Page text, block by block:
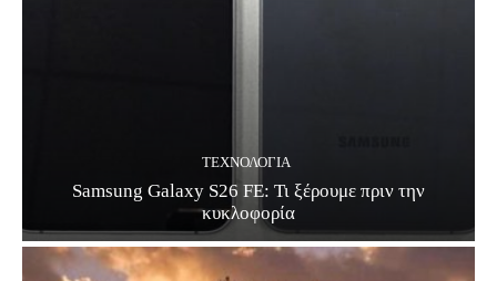
ΤΕΧΝΟΛΟΓΊΑ
Samsung Galaxy S26 FE: Τι ξέρουμε πριν την
κυκλοφορία